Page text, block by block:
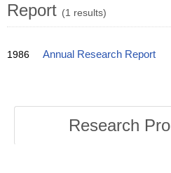
Report (1 results)
1986 Annual Research Report
Research